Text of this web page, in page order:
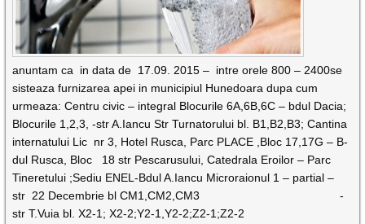
anuntam ca in data de 17.09. 2015 – intre orele 800 – 2400se
sisteaza furnizarea apei in municipiul Hunedoara dupa cum
urmeaza: Centru civic – integral Blocurile 6A,6B,6C – bdul Dacia;
Blocurile 1,2,3, -str A.Iancu Str Turnatorului bl. B1,B2,B3; Cantina
internatului Lic nr 3, Hotel Rusca, Parc PLACE ,Bloc 17,17G – B-
dul Rusca, Bloc 18 str Pescarusului, Catedrala Eroilor – Parc
Tineretului ;Sediu ENEL-Bdul A.Iancu Microraionul 1 – partial –
str 22 Decembrie bl CM1,CM2,CM3 -
str T.Vuia bl. X2-1; X2-2;Y2-1,Y2-2;Z2-1;Z2-2